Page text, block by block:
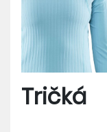
Tričká